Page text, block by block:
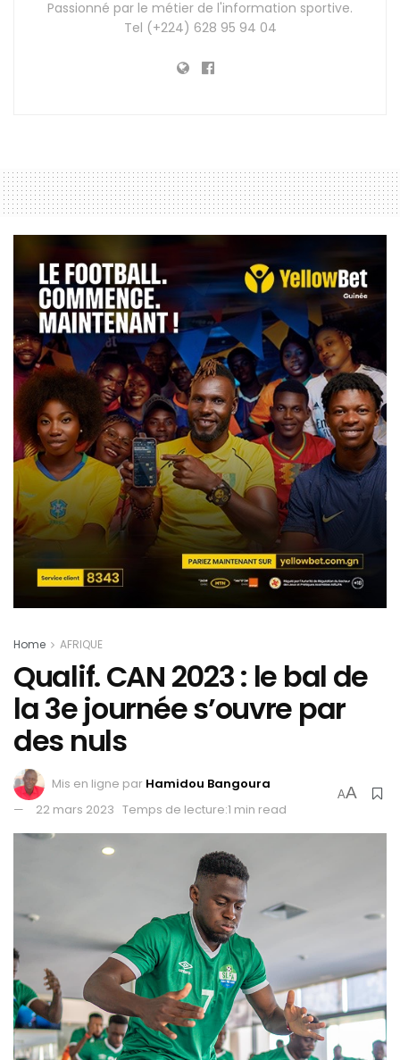
Passionné par le métier de l'information sportive.
Tel (+224) 628 95 94 04
Home AFRIQUE
Qualif. CAN 2023 : le bal de
la 3e journée s’ouvre par
des nuls
Mis en ligne par Hamidou Bangoura
22 mars 2023 Temps de lecture:1 min read
AA